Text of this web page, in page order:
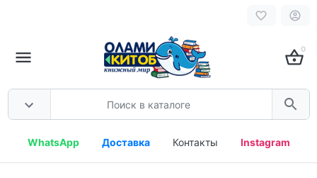
0
WhatsApp Доставка Контакты Instagram